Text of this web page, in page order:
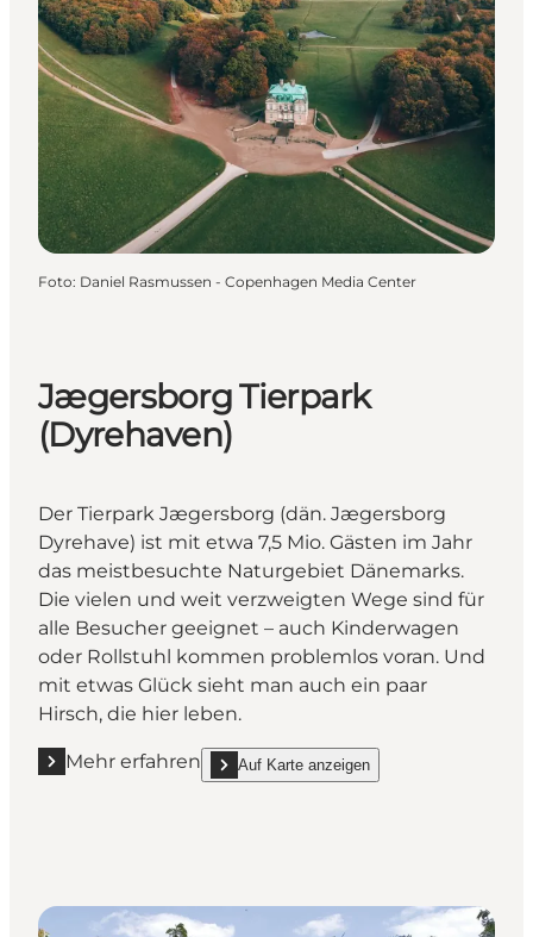
Foto: Daniel Rasmussen - Copenhagen Media Center
Jægersborg Tierpark
(Dyrehaven)
Der Tierpark Jægersborg (dän. Jægersborg
Dyrehave) ist mit etwa 7,5 Mio. Gästen im Jahr
das meistbesuchte Naturgebiet Dänemarks.
Die vielen und weit verzweigten Wege sind für
alle Besucher geeignet – auch Kinderwagen
oder Rollstuhl kommen problemlos voran. Und
mit etwas Glück sieht man auch ein paar
Hirsch, die hier leben.
Mehr erfahren
Mehr erfahren "Jægersborg Tierpark (Dyrehaven)"
Auf Karte anzeigen
show Jægersborg Tierpark (Dyrehaven)